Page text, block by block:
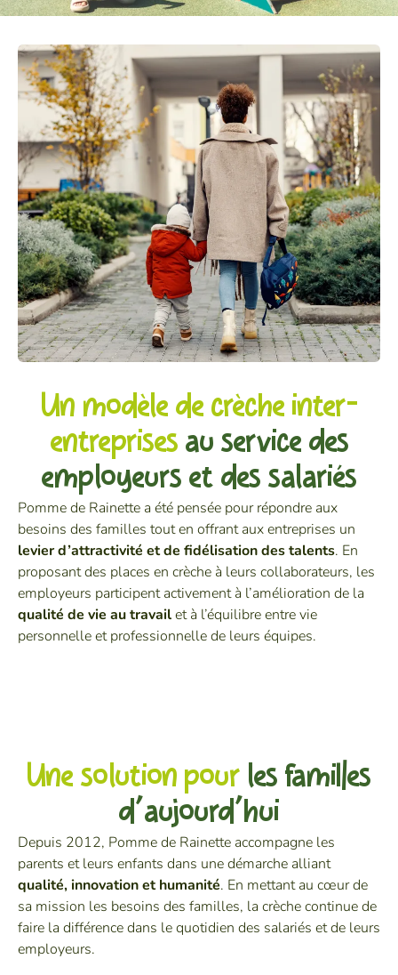
Un modèle de crèche inter-
entreprises au service des
employeurs et des salariés
Pomme de Rainette a été pensée pour répondre aux
besoins des familles tout en offrant aux entreprises un
levier d’attractivité et de fidélisation des talents. En
proposant des places en crèche à leurs collaborateurs, les
employeurs participent activement à l’amélioration de la
qualité de vie au travailet à l’équilibre entre vie
personnelle et professionnelle de leurs équipes.
Une solution pour les familles
d’aujourd’hui
Depuis 2012, Pomme de Rainette accompagne les
parents et leurs enfants dans une démarche alliant
qualité, innovation et humanité. En mettant au cœur de
sa mission les besoins des familles, la crèche continue de
faire la différence dans le quotidien des salariés et de leurs
employeurs.